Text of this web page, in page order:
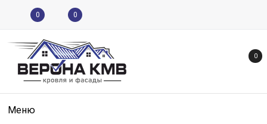
0 0
0
Меню